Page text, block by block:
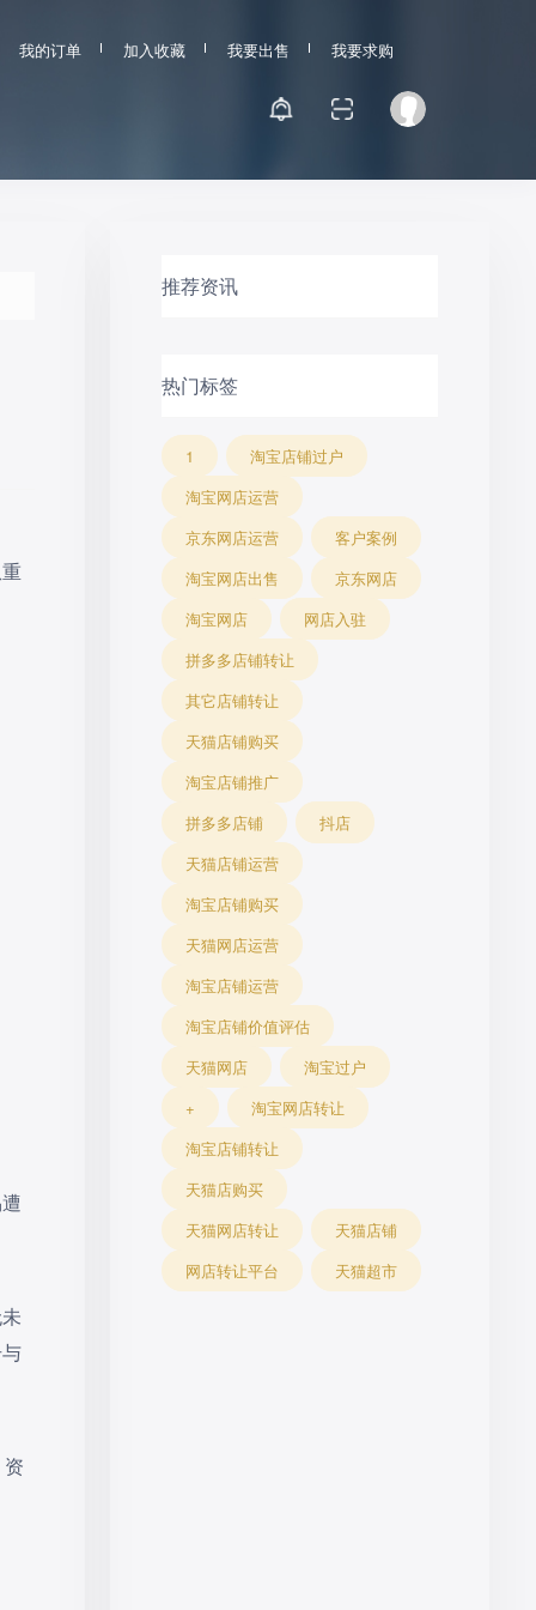
我的订单 加入收藏 我要出售 我要求购
推荐资讯
热门标签
1
淘宝店铺过户
淘宝网店运营
京东网店运营
客户案例
淘宝网店出售
京东网店
淘宝网店
网店入驻
拼多多店铺转让
其它店铺转让
天猫店铺购买
淘宝店铺推广
拼多多店铺
抖店
天猫店铺运营
淘宝店铺购买
天猫网店运营
淘宝店铺运营
淘宝店铺价值评估
天猫网店
淘宝过户
+
淘宝网店转让
淘宝店铺转让
天猫店购买
天猫网店转让
天猫店铺
网店转让平台
天猫超市